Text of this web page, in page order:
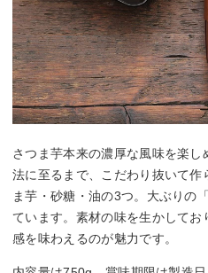
さつま芋本来の濃厚な風味を楽
法に至るまで、こだわり抜いて
ま芋・砂糖・油の3つ。大ぶりの
ています。素材の味を生かして
感を味わえるのが魅力です。